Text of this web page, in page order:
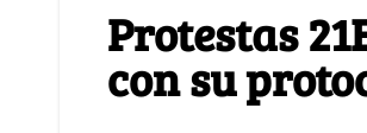
Protestas
con su